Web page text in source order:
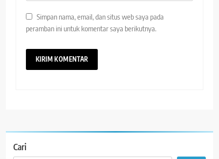
Simpan nama, email, dan situs web saya pada
peramban ini untuk komentar saya berikutnya.
Cari